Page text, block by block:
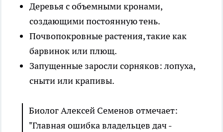
Деревья с объемными кронами,
создающими постоянную тень.
Почвопокровные растения, такие как
барвинок или плющ.
Запущенные заросли сорняков: лопуха,
сныти или крапивы.
Биолог Алексей Семенов отмечает:
"Главная ошибка владельцев дач -